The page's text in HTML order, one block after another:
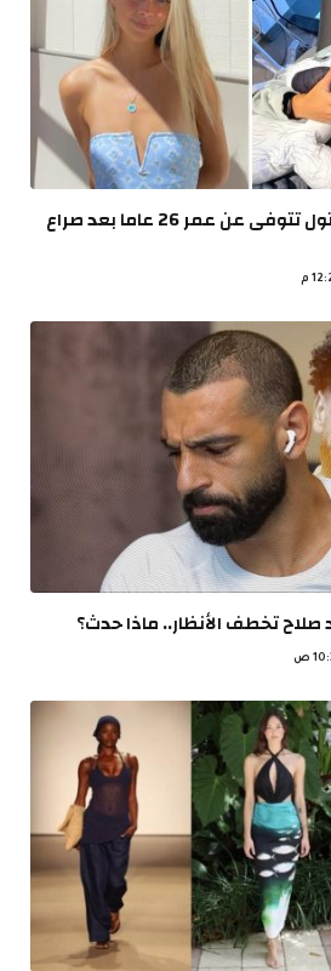
نجمة تيك توك سيدني تول تتوفى عن عمر 26 عاما بعد صراع
تخطف الأنظار.. ماذا حدث؟